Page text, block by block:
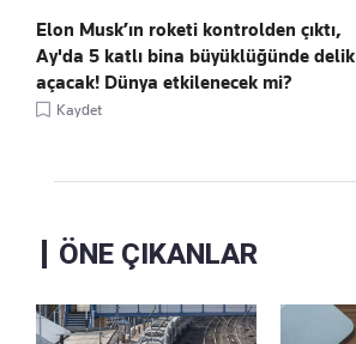
Elon Musk’ın roketi kontrolden çıktı,
Ay'da 5 katlı bina büyüklüğünde delik
açacak! Dünya etkilenecek mi?
Kaydet
ÖNE ÇIKANLAR